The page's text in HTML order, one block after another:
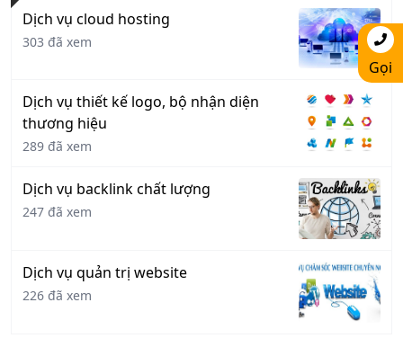
Dịch vụ cloud hosting
303 đã xem
Dịch vụ thiết kế logo, bộ nhận diện
thương hiệu
289 đã xem
Dịch vụ backlink chất lượng
247 đã xem
Dịch vụ quản trị website
226 đã xem
Gọi